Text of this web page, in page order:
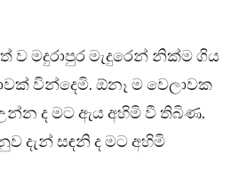
ව මදුරාපුර මැදුරෙන් නික්ම ගිය
වින්දෙමි. ඕනෑ ම වෙලාවක
ද මට ඇය අහිමි වී තිබිණ.
දැන් සඳනි ද මට අහිමි